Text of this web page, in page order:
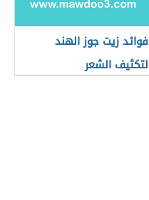
فوائد زيت جوز الهند
لتكثيف الشعر